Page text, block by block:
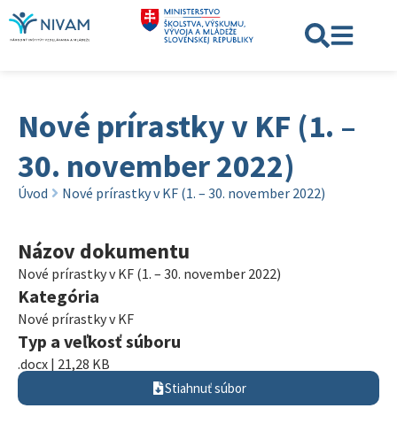
Nové prírastky v KF (1. –
30. november 2022)
Úvod Nové prírastky v KF (1. – 30. november 2022)
Názov dokumentu
Nové prírastky v KF (1. – 30. november 2022)
Kategória
Nové prírastky v KF
Typ a veľkosť súboru
.docx | 21,28 KB
Stiahnuť súbor